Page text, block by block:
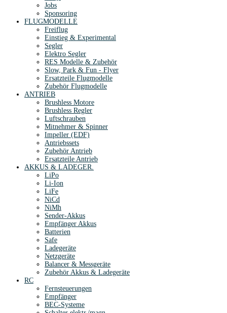
Jobs
Sponsoring
FLUGMODELLE
Freiflug
Einstieg & Experimental
Segler
Elektro Segler
RES Modelle & Zubehör
Slow, Park & Fun - Flyer
Ersatzteile Flugmodelle
Zubehör Flugmodelle
ANTRIEB
Brushless Motore
Brushless Regler
Luftschrauben
Mitnehmer & Spinner
Impeller (EDF)
Antriebssets
Zubehör Antrieb
Ersatzteile Antrieb
AKKUS & LADEGER.
LiPo
Li-Ion
LiFe
NiCd
NiMh
Sender-Akkus
Empfänger Akkus
Batterien
Safe
Ladegeräte
Netzgeräte
Balancer & Messgeräte
Zubehör Akkus & Ladegeräte
RC
Fernsteuerungen
Empfänger
BEC-Systeme